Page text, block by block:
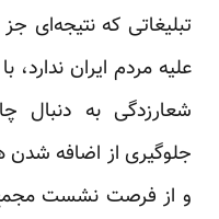
تبلیغاتی که نتیجه‌ای
علیه مردم ایران ندارد،
شعارزدگی به دنبال
جلوگیری از اضافه شدن
و از فرصت نشست